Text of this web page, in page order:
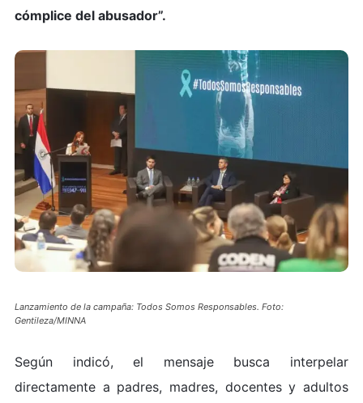
cómplice del abusador”.
Lanzamiento de la campaña: Todos Somos Responsables. Foto:
Gentileza/MINNA
Según indicó, el mensaje busca interpelar
directamente a padres, madres, docentes y adultos